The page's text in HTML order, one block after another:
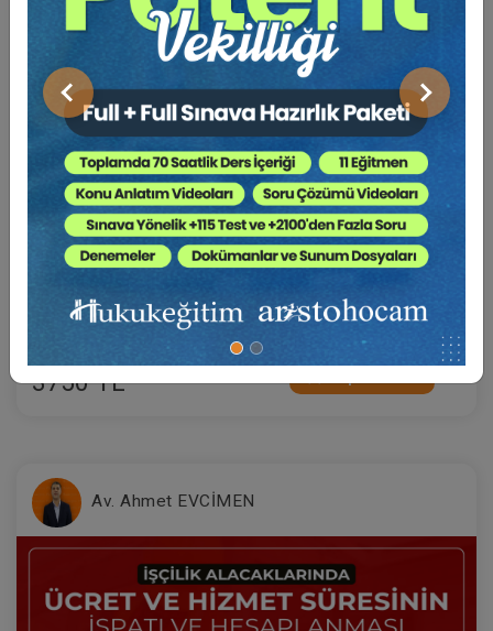
Önceki Sonraki
Sertifika Tekrar İzle Ekli Dosya
İşçilik Alacaklarında İspat ve Hesaplama Eğitim
Paketi (6 Eğitim)
15 EYLÜL 2026
Eğitim Tarihi
18:59
Eğitim Saati
3750 TL
Av. Ahmet EVCİMEN